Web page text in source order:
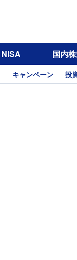
NISA 国内
キャンペーン 投